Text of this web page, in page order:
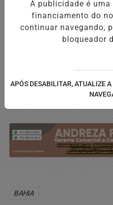
EM ALTA
BAHIA
A publicidade é
financiamento do
continuar navegando,
bloqueador
APÓS DESABILITAR, ATUALIZE